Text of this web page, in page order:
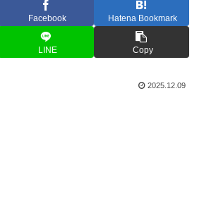
Facebook Hatena Bookmark
LINE Copy
2025.12.09